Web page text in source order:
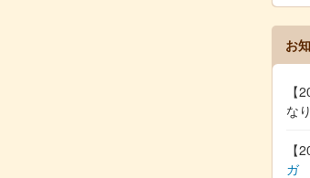
お
【
な
【
ガ